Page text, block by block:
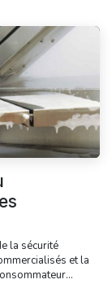
la sécurité
et la